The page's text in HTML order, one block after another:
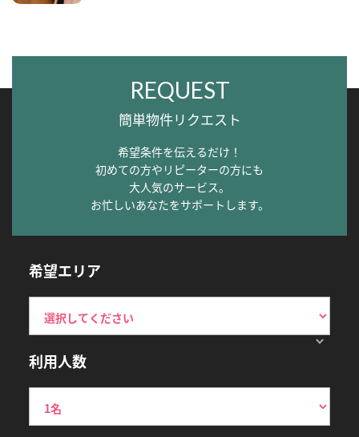
REQUEST
簡単物件リクエスト
希望条件を伝えるだけ！
初めての方やリピーターの方にも
大人気のサービス。
お忙しいあなたをサポートします。
希望エリア
利用人数